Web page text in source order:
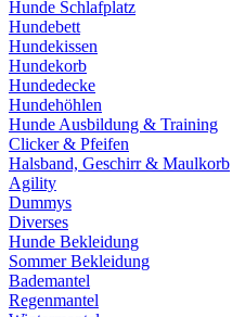
Hunde Schlafplatz
Hundebett
Hundekissen
Hundekorb
Hundedecke
Hundehöhlen
Hunde Ausbildung & Training
Clicker & Pfeifen
Halsband, Geschirr & Maulkorb
Agility
Dummys
Diverses
Hunde Bekleidung
Sommer Bekleidung
Bademantel
Regenmantel